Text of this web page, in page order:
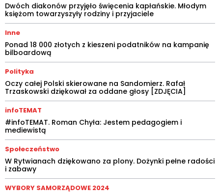
Dwóch diakonów przyjęło święcenia kapłańskie. Młodym
księżom towarzyszyły rodziny i przyjaciele
Inne
Ponad 18 000 złotych z kieszeni podatników na kampanię
bilboardową
Polityka
Oczy całej Polski skierowane na Sandomierz. Rafał
Trzaskowski dziękował za oddane głosy [ZDJĘCIA]
infoTEMAT
#infoTEMAT. Roman Chyła: Jestem pedagogiem i
mediewistą
Społeczeństwo
W Rytwianach dziękowano za plony. Dożynki pełne radości
i zabawy
WYBORY SAMORZĄDOWE 2024